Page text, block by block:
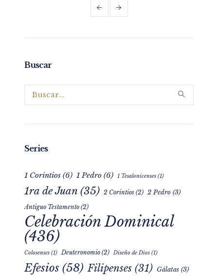
Buscar
Series
1 Corintios (6) 1 Pedro (6) 1 Tesalonicenses (1)
1ra de Juan (35) 2 Corintios (2) 2 Pedro (3)
Antiguo Testamento (2)
Celebración Dominical
(436)
Colosenses (1) Deuteronomio (2) Diseño de Dios (1)
Efesios (58) Filipenses (31) Gálatas (3)